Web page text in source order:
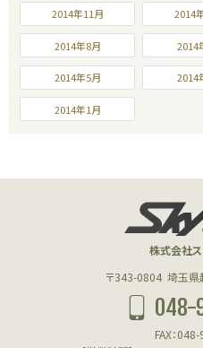
2014年11月 2014
2014年8月 2014
2014年5月 2014
2014年1月
株式会社
〒343-0804 埼玉県
048-
FAX：